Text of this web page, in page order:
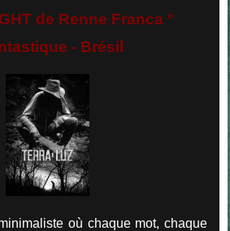
de Renne Franca °
- Brésil
où chaque mot, chaque